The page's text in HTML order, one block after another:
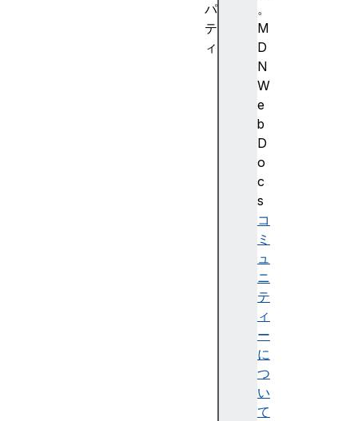
。
M
D
N
W
e
b
D
o
c
s
コ
ミ
ュ
ニ
テ
ィ
ー
に
つ
い
て
パ
テ
ィ